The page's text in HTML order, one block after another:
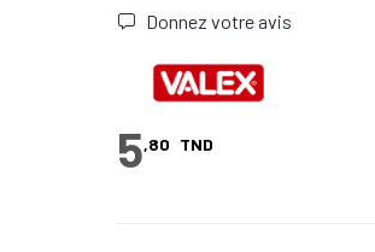
Donnez votre avis
5,80 TND